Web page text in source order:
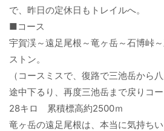
で、昨日の定休日もトレイルへ。
■コース
宇賀渓～遠足尾根～竜ヶ岳～石博峠
ストン。
（コースミスで、復路で三池岳から
途中下るり、再度三池岳まで戻りコー
28キロ 累積標高約2500ｍ
竜ヶ岳の遠足尾根は、本当に気持ち